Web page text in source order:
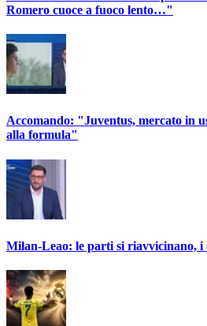
Romero cuoce a fuoco lento…"
Accomando: "Juventus, mercato in
alla formula"
Milan-Leao: le parti si riavvicinano, i